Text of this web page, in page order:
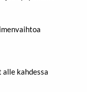
kahdessa